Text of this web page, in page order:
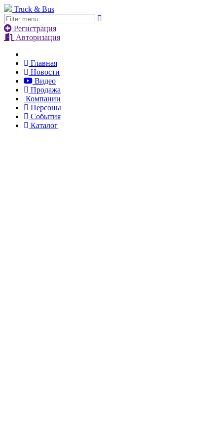
Truck & Bus
Регистрация
Авторизация
Главная
Новости
Видео
Продажа
Компании
Персоны
События
Каталог